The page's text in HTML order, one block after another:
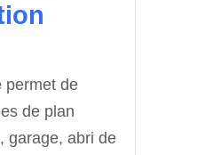
permet de
de plan
garage, abri de